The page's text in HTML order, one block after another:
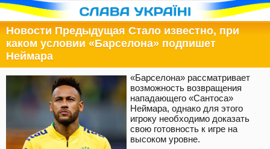
Новости Предыдущая Стало известно, при
каком условии «Барселона» подпишет
Неймара
«Барселона» рассматривает
возможность возвращения
нападающего «Сантоса»
Неймара, однако для этого
игроку необходимо доказать
свою готовность к игре на
высоком уровне.